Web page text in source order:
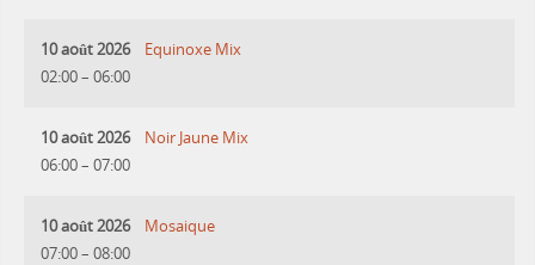
10 août 2026
02:00– 06:00
Equinoxe Mix
10 août 2026
06:00– 07:00
Noir Jaune Mix
10 août 2026
07:00– 08:00
Mosaique